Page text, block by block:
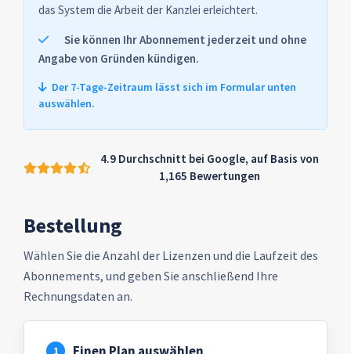
das System die Arbeit der Kanzlei erleichtert.
Sie können Ihr Abonnement jederzeit und ohne
Angabe von Gründen kündigen.
Der 7-Tage-Zeitraum lässt sich im Formular unten
auswählen.
4.9 Durchschnitt bei Google, auf Basis von
1,165 Bewertungen
Bestellung
Wählen Sie die Anzahl der Lizenzen und die Laufzeit des
Abonnements, und geben Sie anschließend Ihre
Rechnungsdaten an.
1